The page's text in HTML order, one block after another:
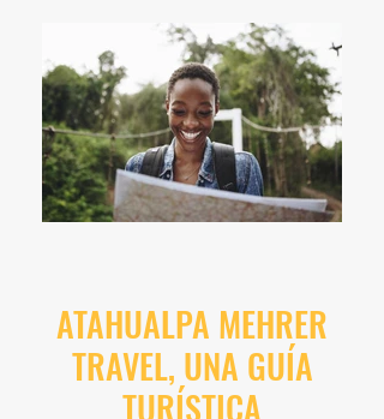
ATAHUALPA MEHRER
TRAVEL, UNA GUÍA
TURÍSTICA